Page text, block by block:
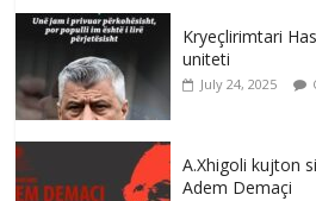
Kryeçlirimtari
uniteti
July 24, 2025
A.Xhigoli kujton
Adem Demaçi